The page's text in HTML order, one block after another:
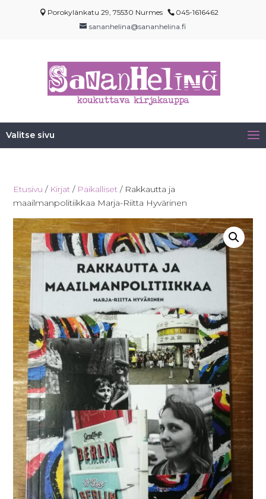
Porokylänkatu 29, 75530 Nurmes
045-1616462
sananhelina@sananhelina.fi
Valitse sivu
Etusivu / Kirjat / Paikalliset / Rakkautta ja
maailmanpolitiikkaa Marja-Riitta Hyvärinen